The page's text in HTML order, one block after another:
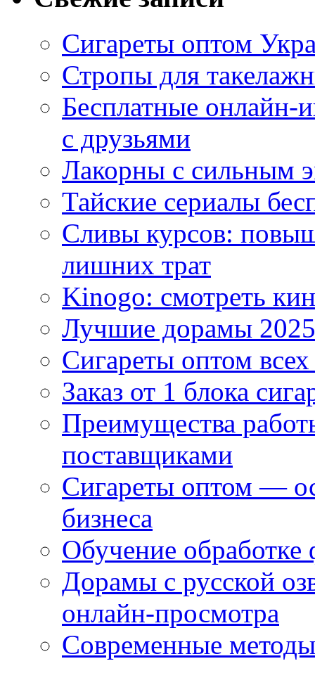
Сигареты оптом
Стропы для
Бесплатные
с друзьями
Лакорны с сильным
Тайские сериалы
Сливы курсов:
лишних трат
Kinogo: смотреть
Лучшие дорамы
Сигареты оптом
Заказ от 1 блока
Преимущества
поставщиками
Сигареты оптом —
бизнеса
Обучение
Дорамы с русской
онлайн-просмотра
Современные